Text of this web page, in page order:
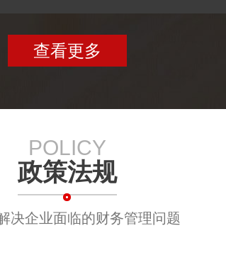
查看更多
POLICY
政策法规
决企业面临的财务管理问题